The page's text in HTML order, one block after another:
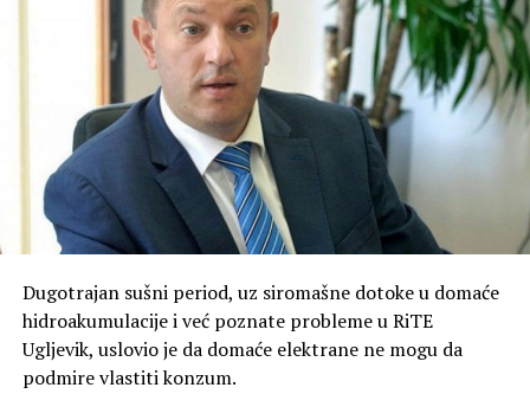
Dugotrajan sušni period, uz siromašne dotoke u domaće
hidroakumulacije i već poznate probleme u RiTE
Ugljevik, uslovio je da domaće elektrane ne mogu da
podmire vlastiti konzum.